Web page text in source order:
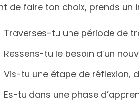
de faire ton choix, prends un
Traverses-tu une période de
Ressens-tu le besoin d’un
Vis-tu une étape de réflexion,
Es-tu dans une phase